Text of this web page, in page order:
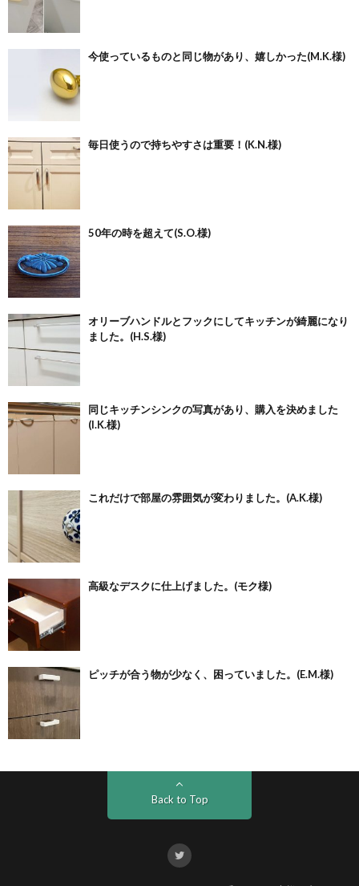
今使っているものと同じ物があり、嬉しかった(M.K.様)
毎日使うので持ちやすさは重要！(K.N.様)
50年の時を超えて(S.O.様)
オリーブハンドルとフックにしてキッチンが綺麗になり
ました。(H.S.様)
同じキッチンシンクの写真があり、購入を決めました
(I.K.様)
これだけで部屋の雰囲気が変わりました。(A.K.様)
高級なデスクに仕上げました。(モク様)
ピッチが合う物が少なく、困っていました。(E.M.様)
Back to Top